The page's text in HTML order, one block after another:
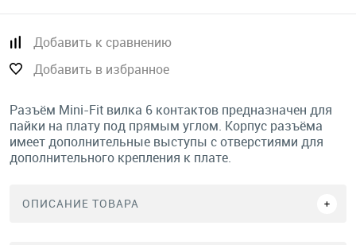
Добавить к сравнению
Добавить в избранное
Разъём Mini-Fit вилка 6 контактов предназначен для
пайки на плату под прямым углом. Корпус разъёма
имеет дополнительные выступы с отверстиями для
дополнительного крепления к плате.
ОПИСАНИЕ ТОВАРА